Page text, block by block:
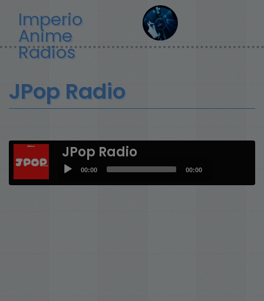
contenido
principal
Imperio
Anime
Radios
JPop Radio
JPop Radio
Audio00:00 00:00